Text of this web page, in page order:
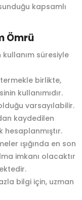
kapsamlı
Ömrü
süresiyle
birlikte,
kullanımıdır.
varsayılabilir.
kaydedilen
ışığında en son
imkanı olacaktır
bilgi için, uzman